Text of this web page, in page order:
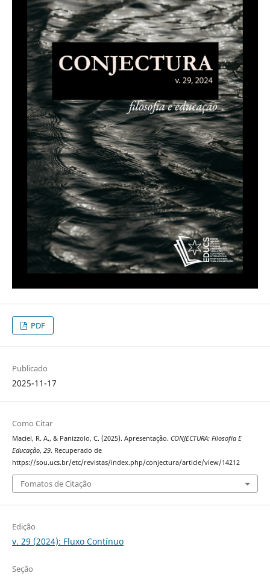
PDF
Publicado
2025-11-17
Como Citar
Maciel, R. A., & Panizzolo, C. (2025). Apresentação. CONJECTURA: Filosofia E
Educação, 29. Recuperado de
https://sou.ucs.br/etc/revistas/index.php/conjectura/article/view/14212
Fomatos de Citação
Edição
v. 29 (2024): Fluxo Contínuo
Seção